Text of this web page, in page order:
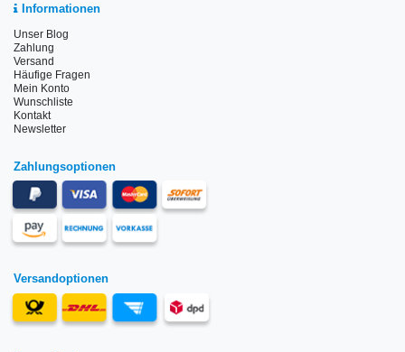
Informationen
Unser Blog
Zahlung
Versand
Häufige Fragen
Mein Konto
Wunschliste
Kontakt
Newsletter
Zahlungsoptionen
Versandoptionen